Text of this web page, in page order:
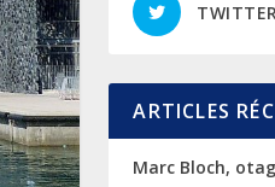
ARTICLES
Marc Bloch,